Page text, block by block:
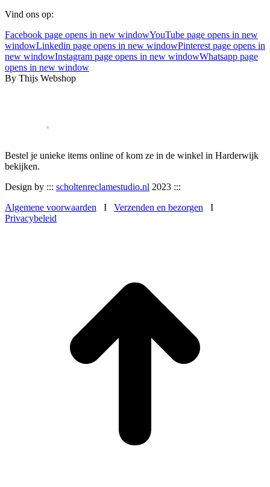
Vind ons op:
Facebook page opens in new windowYouTube page opens in new
windowLinkedin page opens in new windowPinterest page opens in
new windowInstagram page opens in new windowWhatsapp page
opens in new window
By Thijs Webshop
Bestel je unieke items online of kom ze in de winkel in Harderwijk
bekijken.
Design by ::: scholtenreclamestudio.nl 2023 :::
Algemene voorwaarden I Verzenden en bezorgen I
Privacybeleid